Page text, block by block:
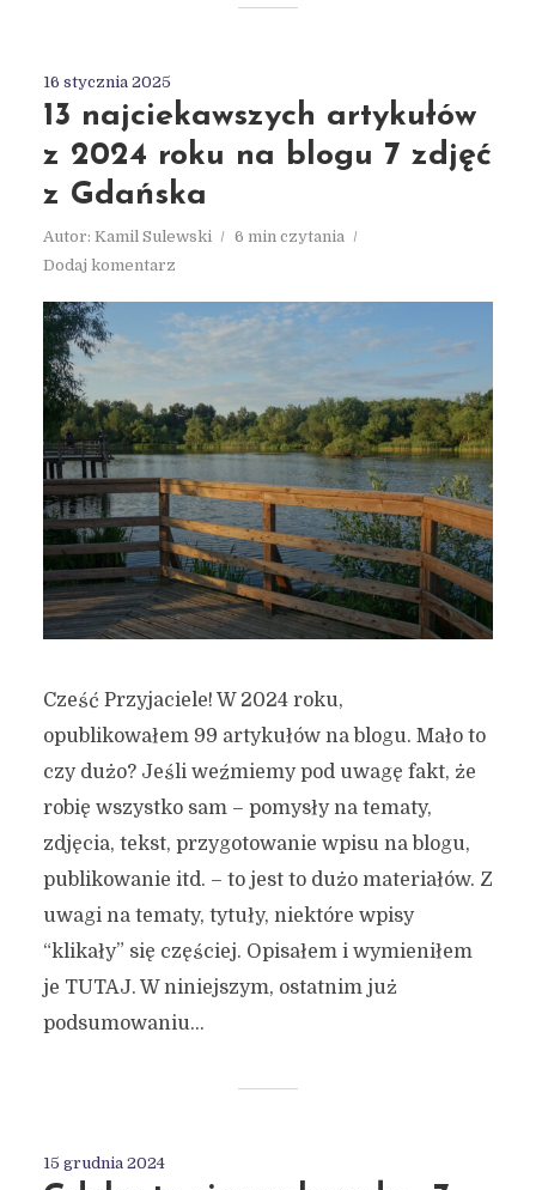
16 stycznia 2025
13 najciekawszych artykułów
z 2024 roku na blogu 7 zdjęć
z Gdańska
Autor: Kamil Sulewski
6 min czytania
Dodaj komentarz
Cześć Przyjaciele! W 2024 roku,
opublikowałem 99 artykułów na blogu. Mało to
czy dużo? Jeśli weźmiemy pod uwagę fakt, że
robię wszystko sam – pomysły na tematy,
zdjęcia, tekst, przygotowanie wpisu na blogu,
publikowanie itd. – to jest to dużo materiałów. Z
uwagi na tematy, tytuły, niektóre wpisy
“klikały” się częściej. Opisałem i wymieniłem
je TUTAJ. W niniejszym, ostatnim już
podsumowaniu...
15 grudnia 2024